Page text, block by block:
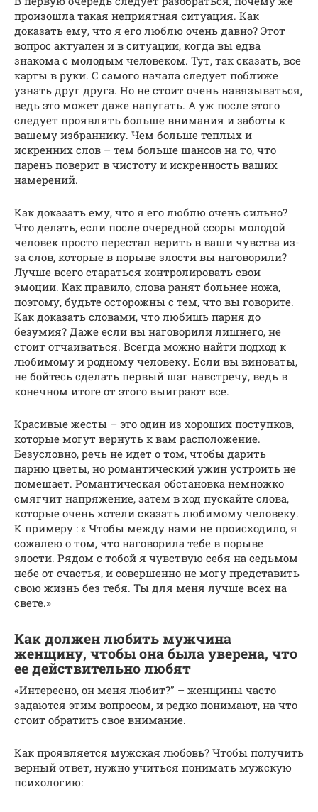
произошла такая неприятная ситуация. Как
доказать ему, что я его люблю очень давно? Этот
вопрос актуален и в ситуации, когда вы едва
знакома с молодым человеком. Тут, так сказать, все
карты в руки. С самого начала следует поближе
узнать друг друга. Но не стоит очень навязываться,
ведь это может даже напугать. А уж после этого
следует проявлять больше внимания и заботы к
вашему избраннику. Чем больше теплых и
искренних слов – тем больше шансов на то, что
парень поверит в чистоту и искренность ваших
намерений.
Как доказать ему, что я его люблю очень сильно?
Что делать, если после очередной ссоры молодой
человек просто перестал верить в ваши чувства из-
за слов, которые в порыве злости вы наговорили?
Лучше всего стараться контролировать свои
эмоции. Как правило, слова ранят больнее ножа,
поэтому, будьте осторожны с тем, что вы говорите.
Как доказать словами, что любишь парня до
безумия? Даже если вы наговорили лишнего, не
стоит отчаиваться. Всегда можно найти подход к
любимому и родному человеку. Если вы виноваты,
не бойтесь сделать первый шаг навстречу, ведь в
конечном итоге от этого выиграют все.
Красивые жесты – это один из хороших поступков,
которые могут вернуть к вам расположение.
Безусловно, речь не идет о том, чтобы дарить
парню цветы, но романтический ужин устроить не
помешает. Романтическая обстановка немножко
смягчит напряжение, затем в ход пускайте слова,
которые очень хотели сказать любимому человеку.
К примеру : « Чтобы между нами не происходило, я
сожалею о том, что наговорила тебе в порыве
злости. Рядом с тобой я чувствую себя на седьмом
небе от счастья, и совершенно не могу представить
свою жизнь без тебя. Ты для меня лучше всех на
свете.»
Как должен любить мужчина
женщину, чтобы она была уверена, что
ее действительно любят
«Интересно, он меня любит?” – женщины часто
задаются этим вопросом, и редко понимают, на что
стоит обратить свое внимание.
Как проявляется мужская любовь? Чтобы получить
верный ответ, нужно учиться понимать мужскую
психологию: